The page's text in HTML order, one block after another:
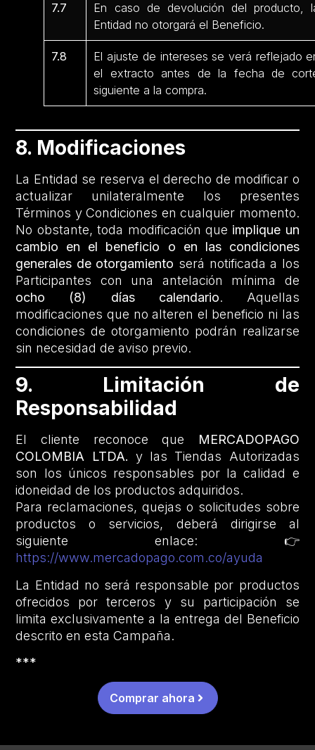
7.7
En caso de devolución del producto,
Entidad no otorgará el Beneficio.
7.8
El ajuste de intereses se verá reflejado
el extracto antes de la fecha de
siguiente a la compra.
8. Modificaciones
La Entidad se reserva el derecho de modificar o
actualizar unilateralmente los presentes
Términos y Condiciones en cualquier momento.
No obstante, toda modificación que implique un
cambio en el beneficio o en las condiciones
generales de otorgamiento será notificada a los
Participantes con una antelación mínima de
ocho (8) días calendario. Aquellas
modificaciones que no alteren el beneficio ni las
condiciones de otorgamiento podrán realizarse
sin necesidad de aviso previo.
9. Limitación de
Responsabilidad
El cliente reconoce que
MERCADOPAGO
COLOMBIA LTDA. y las Tiendas Autorizadas
son los únicos responsables por la calidad e
idoneidad de los productos adquiridos.
Para reclamaciones, quejas o solicitudes sobre
productos o servicios, deberá dirigirse al
siguiente enlace: 👉
https://www.mercadopago.com.co/ayuda
La Entidad no será responsable por productos
ofrecidos por terceros y su participación se
limita exclusivamente a la entrega del Beneficio
descrito en esta Campaña.
***
Comprar ahora